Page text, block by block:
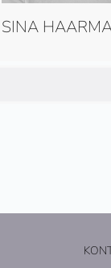
SINA